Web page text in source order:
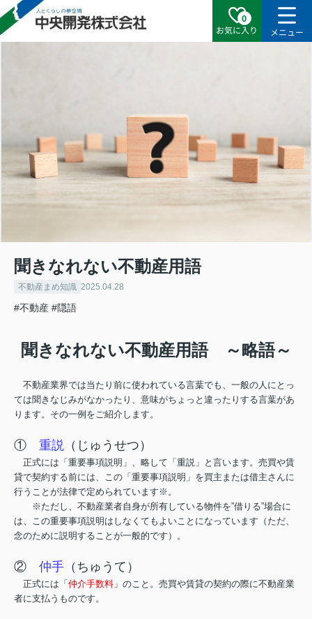
0
お気に入り
メニュー
聞きなれない不動産用語
不動産まめ知識 2025.04.28
#不動産 #隠語
聞きなれない不動産用語 ～略語～
不動産業界では当たり前に使われている言葉でも、一般の人にとっ
ては聞きなじみがなかったり、意味がちょっと違ったりする言葉があ
ります。その一例をご紹介します。
① 重説 （じゅうせつ）
正式には「重要事項説明」、略して「重説」と言います。売買や賃
貸で契約する前には、この「重要事項説明」を買主または借主さんに
行うことが法律で定められています※。
※ただし、不動産業者自身が所有している物件を”借りる”場合に
は、この重要事項説明はしなくてもよいことになっています（ただ、
念のために説明することが一般的です）。
② 仲手 （ちゅうて）
正式には「 仲介手数料 」のこと。売買や賃貸の契約の際に不動産業
者に支払うものです。